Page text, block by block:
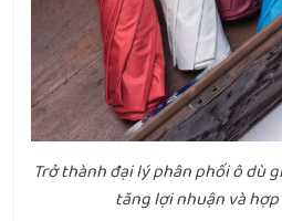
Trở thành đại lý phân phối ô dù
tăng lợi nhuận và